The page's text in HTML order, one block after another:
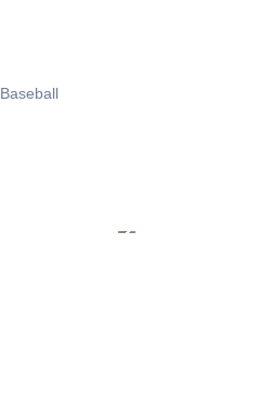
Baseball